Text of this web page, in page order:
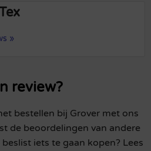
»
review?
bestellen bij Grover met ons
de beoordelingen van andere
iets te gaan kopen? Lees